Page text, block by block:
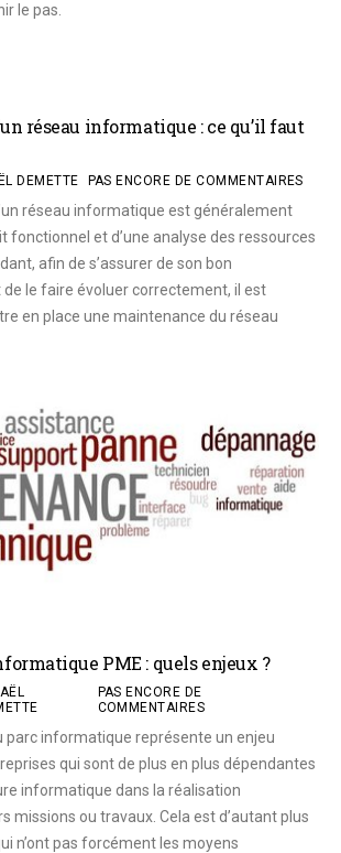
le pas.
réseau informatique : ce qu’il faut
DEMETTE PAS ENCORE DE COMMENTAIRES
réseau informatique est généralement
fonctionnel et d’une analyse des ressources
afin de s’assurer de son bon
le faire évoluer correctement, il est
en place une maintenance du réseau
PME : quels enjeux ?
PAS ENCORE DE
COMMENTAIRES
parc informatique représente un enjeu
qui sont de plus en plus dépendantes
informatique dans la réalisation
missions ou travaux. Cela est d’autant plus
n’ont pas forcément les moyens